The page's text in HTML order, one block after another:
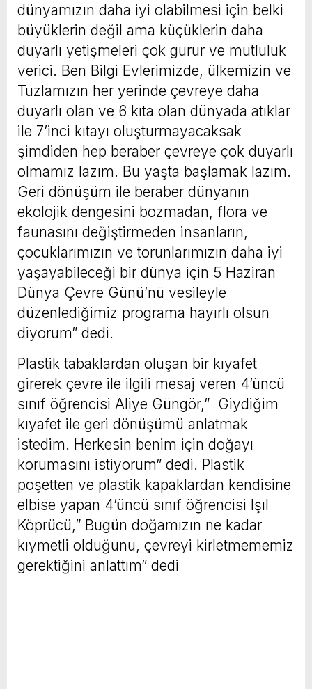
dünyamızın daha iyi olabilmesi için belki
büyüklerin değil ama küçüklerin daha
duyarlı yetişmeleri çok gurur ve mutluluk
verici. Ben Bilgi Evlerimizde, ülkemizin ve
Tuzlamızın her yerinde çevreye daha
duyarlı olan ve 6 kıta olan dünyada atıklar
ile 7’inci kıtayı oluşturmayacaksak
şimdiden hep beraber çevreye çok duyarlı
olmamız lazım. Bu yaşta başlamak lazım.
Geri dönüşüm ile beraber dünyanın
ekolojik dengesini bozmadan, flora ve
faunasını değiştirmeden insanların,
çocuklarımızın ve torunlarımızın daha iyi
yaşayabileceği bir dünya için 5 Haziran
Dünya Çevre Günü’nü vesileyle
düzenlediğimiz programa hayırlı olsun
diyorum” dedi.
Plastik tabaklardan oluşan bir kıyafet
girerek çevre ile ilgili mesaj veren 4’üncü
sınıf öğrencisi Aliye Güngör,” Giydiğim
kıyafet ile geri dönüşümü anlatmak
istedim. Herkesin benim için doğayı
korumasını istiyorum” dedi. Plastik
poşetten ve plastik kapaklardan kendisine
elbise yapan 4’üncü sınıf öğrencisi Işıl
Köprücü,” Bugün doğamızın ne kadar
kıymetli olduğunu, çevreyi kirletmememiz
gerektiğini anlattım” dedi